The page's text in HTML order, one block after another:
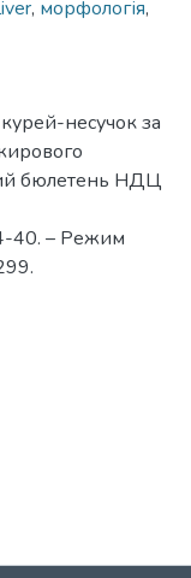
, морфологія,
несучок за
бюлетень НДЦ
40. – Режим